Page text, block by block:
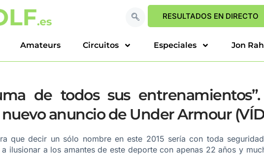
RESULTADOS EN DIRECTO
Amateurs Circuitos Especiales Jon
de todos sus
anuncio de Under Armour
que decir un sólo nombre en este 2015 sería con toda
ilusionar a los amantes de este deporte con apenas 22 años y